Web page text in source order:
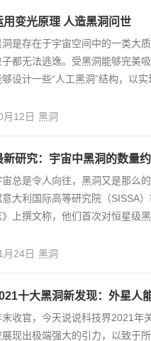
用变光原理 人造黑洞问世
洞是存在于宇宙空间中的一类大
子都无法逃逸。受黑洞能够完美
够设计一些“人工黑洞”结构，以实
月12日 黑洞
新研究：宇宙中黑洞的数量
宙总是令人向往，黑洞又是那么
意大利国际高等研究院（SISSA
》上撰文称，他们首次对恒星级
月24日 黑洞
十大黑洞新发现：外星人
末收官，今天说说科技界2021年
展现出极端强大的引力，以致于